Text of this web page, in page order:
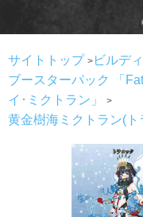
サイトトップ
ビルデ
ブースターパック 「
イ･ミクトラン」
黄金樹海ミクトラン(